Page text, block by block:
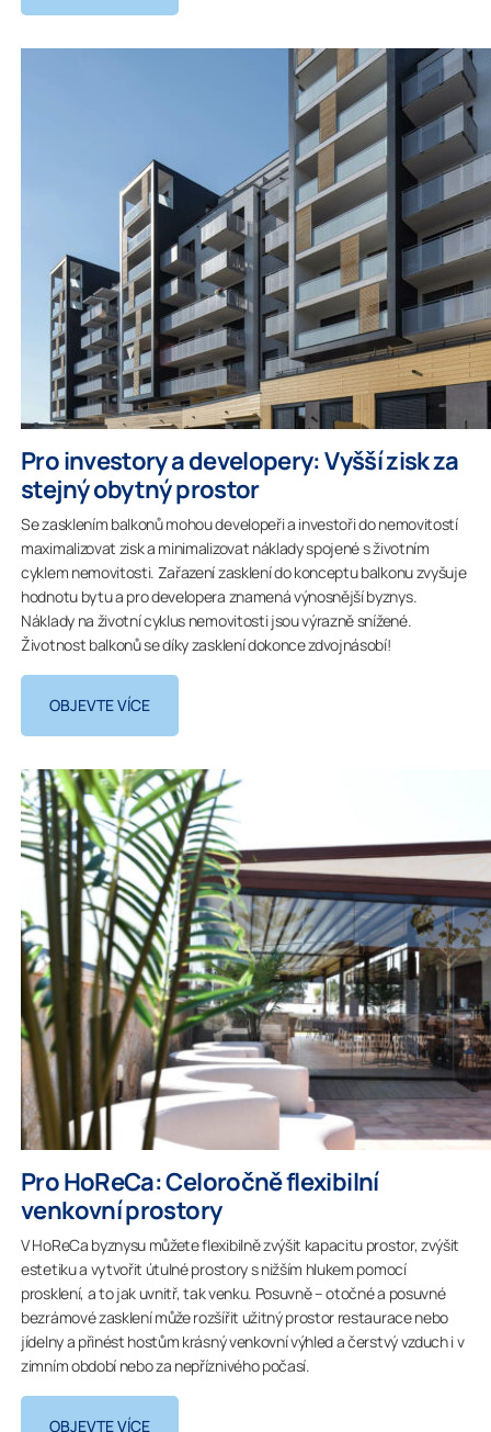
Pro investory a developery: Vyšší zisk za
stejný obytný prostor
Se zasklením balkonů mohou developeři a investoři do nemovitostí
maximalizovat zisk a minimalizovat náklady spojené s životním
cyklem nemovitosti. Zařazení zasklení do konceptu balkonu zvyšuje
hodnotu bytu a pro developera znamená výnosnější byznys.
Náklady na životní cyklus nemovitosti jsou výrazně snížené.
Životnost balkonů se díky zasklení dokonce zdvojnásobí!
OBJEVTE VÍCE
Pro HoReCa: Celoročně flexibilní
venkovní prostory
V HoReCa byznysu můžete flexibilně zvýšit kapacitu prostor, zvýšit
estetiku a vytvořit útulné prostory s nižším hlukem pomocí
prosklení, a to jak uvnitř, tak venku. Posuvně – otočné a posuvné
bezrámové zasklení může rozšířit užitný prostor restaurace nebo
jídelny a přinést hostům krásný venkovní výhled a čerstvý vzduch i v
zimním období nebo za nepříznivého počasí.
OBJEVTE VÍCE